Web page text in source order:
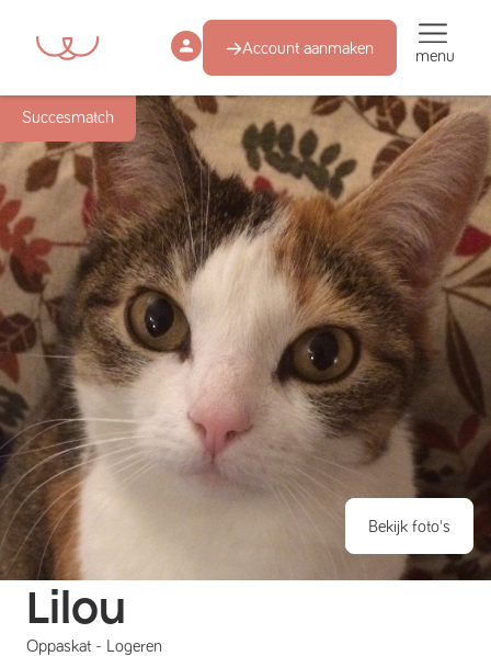
Account aanmaken menu
Succesmatch
Bekijk foto's
Lilou
Oppaskat - Logeren